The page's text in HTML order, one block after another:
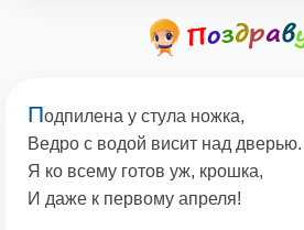
Подпилена у стула ножка,
Ведро с водой висит над дверью.
Я ко всему готов уж, крошка,
И даже к первому апреля!